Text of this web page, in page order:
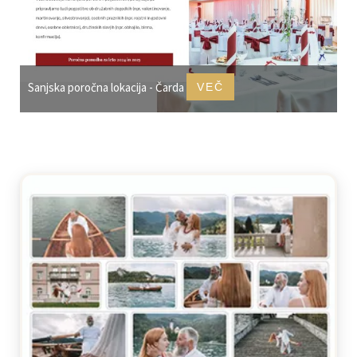
Sanjska poročna lokacija - Čarda VEČ